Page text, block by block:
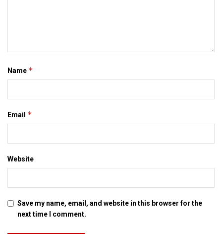
उद्घाटन, नव सत्र स पढाई
Name *
Email *
Website
Save my name, email, and website in this browser for the
next time I comment.